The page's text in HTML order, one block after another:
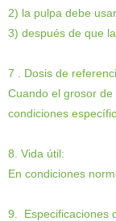
2) la pulpa debe
3) después de que
7
. Dosis de
Cuando el grosor
condiciones
8. Vida útil:
En condiciones
9.
Especificaciones